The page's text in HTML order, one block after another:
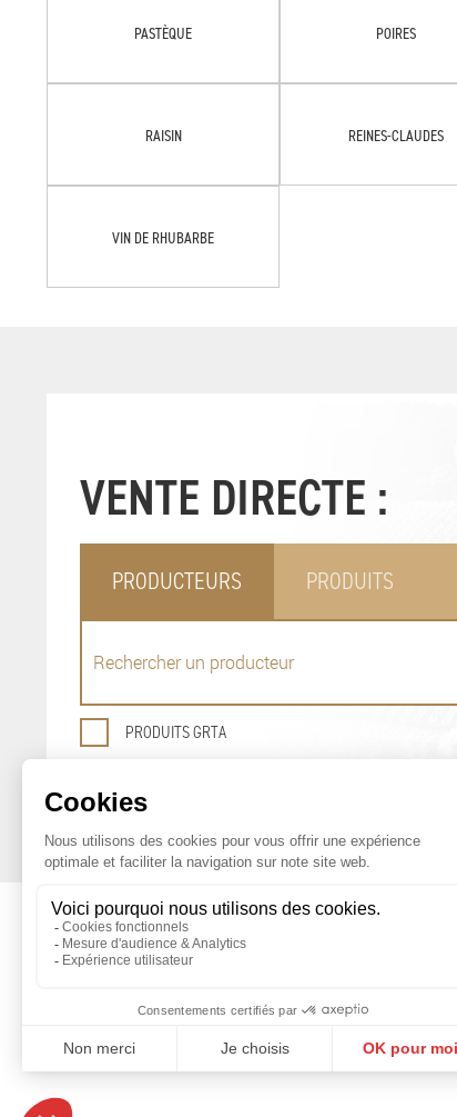
PASTÈQUE POIRES
RAISIN REINES-CLAUDES
VIN DE RHUBARBE
VENTE DIRECTE :
PRODUCTEURS PRODUITS
PRODUITS GRTA
OFFICE DE PROMOTION
DES PRODUITS AGRICOLES DE GENÈVE
Maison du Terroir
1233 Bernex
Tél: 022 388 71 55
info@geneveterroir.ge.ch